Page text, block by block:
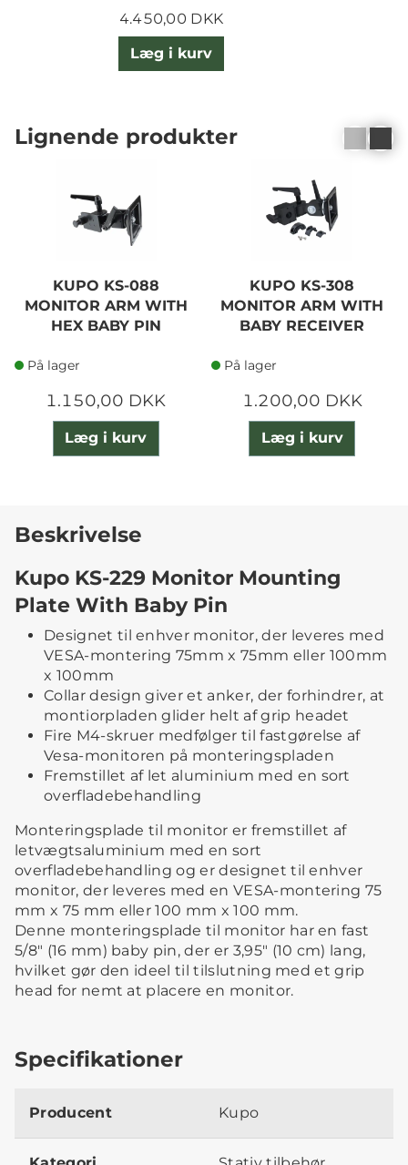
4.450,00 DKK
Læg i kurv
Lignende produkter
KUPO KS-088
MONITOR ARM WITH
HEX BABY PIN
På lager
1.150,00 DKK
Læg i kurv
KUPO KS-308
MONITOR ARM WITH
BABY RECEIVER
På lager
1.200,00 DKK
Læg i kurv
Beskrivelse
Kupo KS-229 Monitor Mounting
Plate With Baby Pin
Designet til enhver monitor, der leveres med
VESA-montering 75mm x 75mm eller 100mm
x 100mm
Collar design giver et anker, der forhindrer, at
montiorpladen glider helt af grip headet
Fire M4-skruer medfølger til fastgørelse af
Vesa-monitoren på monteringspladen
Fremstillet af let aluminium med en sort
overfladebehandling
Monteringsplade til monitor er fremstillet af
letvægtsaluminium med en sort
overfladebehandling og er designet til enhver
monitor, der leveres med en VESA-montering 75
mm x 75 mm eller 100 mm x 100 mm.
Denne monteringsplade til monitor har en fast
5/8" (16 mm) baby pin, der er 3,95" (10 cm) lang,
hvilket gør den ideel til tilslutning med et grip
head for nemt at placere en monitor.
Specifikationer
Producent Kupo